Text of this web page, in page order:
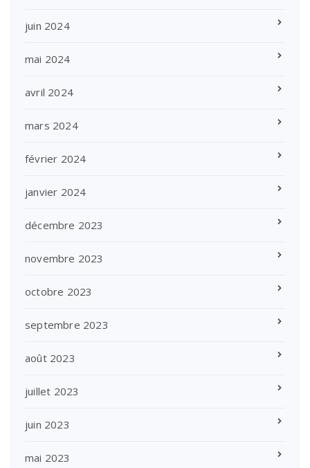
juin 2024
mai 2024
avril 2024
mars 2024
février 2024
janvier 2024
décembre 2023
novembre 2023
octobre 2023
septembre 2023
août 2023
juillet 2023
juin 2023
mai 2023